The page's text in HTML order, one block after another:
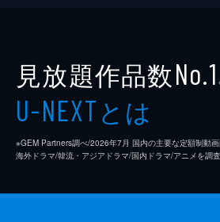
見放題作品数No.1
U-NEXTとは
※GEM Partners調べ/2026年7⽉ 国内の主要な定額制動
海外ドラマ/韓流・アジアドラマ/国内ドラマ/アニメを調